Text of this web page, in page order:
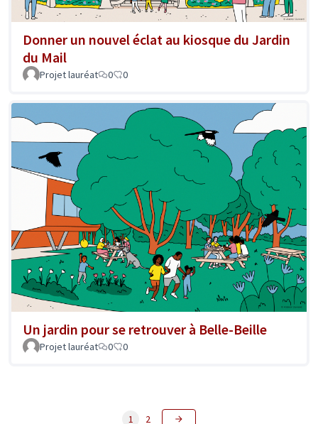
Donner un nouvel éclat au kiosque du Jardin
du Mail
Projet lauréat 0 0
Un jardin pour se retrouver à Belle-Beille
Projet lauréat 0 0
1 2